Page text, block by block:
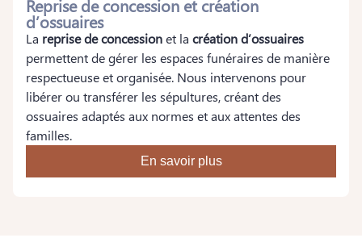
Reprise de concession et création
d’ossuaires
La reprise de concessionet la création d’ossuaires
permettent de gérer les espaces funéraires de manière
respectueuse et organisée. Nous intervenons pour
libérer ou transférer les sépultures, créant des
ossuaires adaptés aux normes et aux attentes des
familles.
En savoir plus